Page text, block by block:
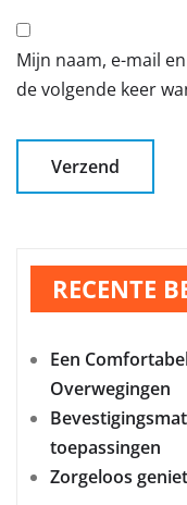
Mijn naam, e-mail
de volgende keer
RECENTE
Een
Overwegingen
toepassingen
Zorgeloos